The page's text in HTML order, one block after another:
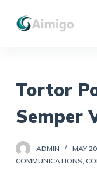
n
Tortor
Semper
ADMIN
MAY
COMMUNICATIONS,